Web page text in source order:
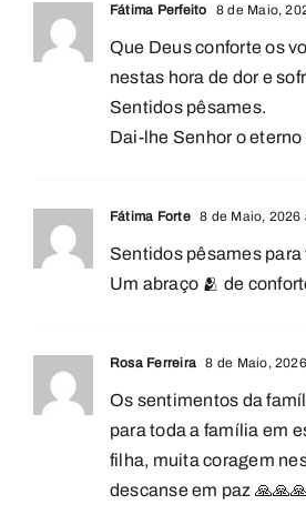
Fátima Perfeito 8 de Maio,
Que Deus conforte os
nestas hora de dor e
Sentidos pêsames.
Dai-lhe Senhor o
Fátima Forte 8 de Maio, 2026
Sentidos pêsames
Um abraço 🫂 de
Rosa Ferreira 8 de Maio,
Os sentimentos da
para toda a família em
filha, muita coragem
descanse em paz